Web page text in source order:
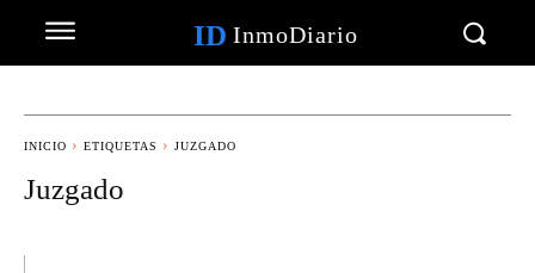
ID InmoDiario
INICIO ETIQUETAS JUZGADO
Juzgado